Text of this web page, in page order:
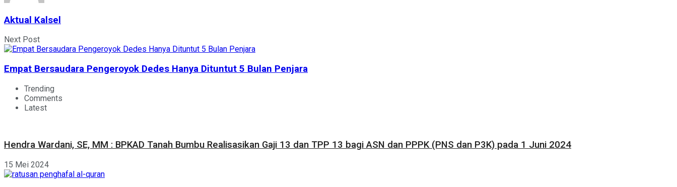
Aktual Kalsel
Next Post
Empat Bersaudara Pengeroyok Dedes Hanya Dituntut 5 Bulan Penjara
Trending
Comments
Latest
Hendra Wardani, SE, MM : BPKAD Tanah Bumbu Realisasikan Gaji 13 dan TPP 13 bagi ASN dan PPPK (PNS dan P3K) pada 1 Juni 2024
15 Mei 2024